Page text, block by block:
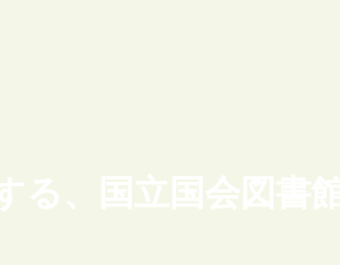
る、国立国会図書